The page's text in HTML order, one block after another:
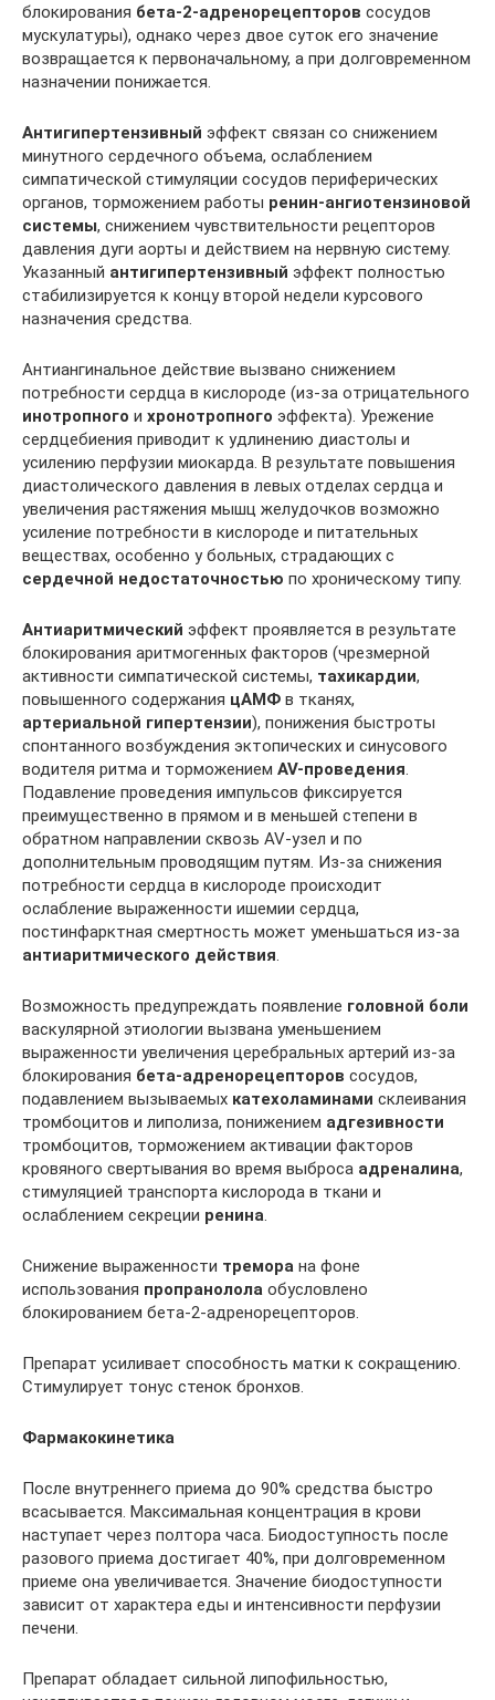
блокирования бета-2-адренорецепторов сосудов
мускулатуры), однако через двое суток его значение
возвращается к первоначальному, а при долговременном
назначении понижается.
Антигипертензивный эффект связан со снижением
минутного сердечного объема, ослаблением
симпатической стимуляции сосудов периферических
органов, торможением работы ренин-ангиотензиновой
системы, снижением чувствительности рецепторов
давления дуги аорты и действием на нервную систему.
Указанный антигипертензивный эффект полностью
стабилизируется к концу второй недели курсового
назначения средства.
Антиангинальное действие вызвано снижением
потребности сердца в кислороде (из-за отрицательного
инотропного и хронотропного эффекта). Урежение
сердцебиения приводит к удлинению диастолы и
усилению перфузии миокарда. В результате повышения
диастолического давления в левых отделах сердца и
увеличения растяжения мышц желудочков возможно
усиление потребности в кислороде и питательных
веществах, особенно у больных, страдающих с
сердечной недостаточностью по хроническому типу.
Антиаритмический эффект проявляется в результате
блокирования аритмогенных факторов (чрезмерной
активности симпатической системы, тахикардии,
повышенного содержания цАМФ в тканях,
артериальной гипертензии), понижения быстроты
спонтанного возбуждения эктопических и синусового
водителя ритма и торможением AV-проведения
Подавление проведения импульсов фиксируется
преимущественно в прямом и в меньшей степени в
обратном направлении сквозь AV-узел и по
дополнительным проводящим путям. Из-за снижения
потребности сердца в кислороде происходит
ослабление выраженности ишемии сердца,
постинфарктная смертность может уменьшаться из-за
антиаритмического действия
Возможность предупреждать появление головной боли
васкулярной этиологии вызвана уменьшением
выраженности увеличения церебральных артерий из-за
блокирования бета-адренорецепторов сосудов,
подавлением вызываемых катехоламинами склеивания
тромбоцитов и липолиза, понижением адгезивности
тромбоцитов, торможением активации факторов
кровяного свертывания во время выброса адреналина,
стимуляцией транспорта кислорода в ткани и
ослаблением секреции ренина
Снижение выраженности тремора на фоне
использования пропранолола обусловлено
блокированием бета-2-адренорецепторов.
Препарат усиливает способность матки к сокращению.
Стимулирует тонус стенок бронхов.
Фармакокинетика
После внутреннего приема до 90% средства быстро
всасывается. Максимальная концентрация в крови
наступает через полтора часа. Биодоступность после
разового приема достигает 40%, при долговременном
приеме она увеличивается. Значение биодоступности
зависит от характера еды и интенсивности перфузии
печени.
Препарат обладает сильной липофильностью,